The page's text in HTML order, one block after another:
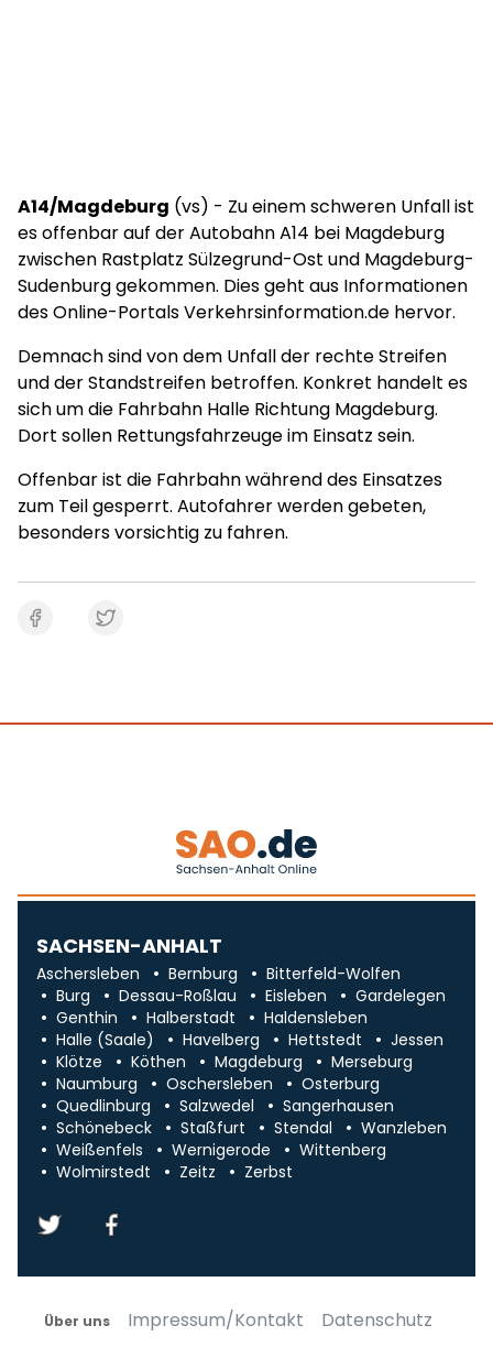
A14/Magdeburg (vs) - Zu einem schweren Unfall ist
es offenbar auf der Autobahn A14 bei Magdeburg
zwischen Rastplatz Sülzegrund-Ost und Magdeburg-
Sudenburg gekommen. Dies geht aus Informationen
des Online-Portals Verkehrsinformation.de hervor.
Demnach sind von dem Unfall der rechte Streifen
und der Standstreifen betroffen. Konkret handelt es
sich um die Fahrbahn Halle Richtung Magdeburg.
Dort sollen Rettungsfahrzeuge im Einsatz sein.
Offenbar ist die Fahrbahn während des Einsatzes
zum Teil gesperrt. Autofahrer werden gebeten,
besonders vorsichtig zu fahren.
SACHSEN-ANHALT
Aschersleben Bernburg
Bitterfeld-Wolfen
Burg
Dessau-Roßlau Eisleben
Gardelegen
Genthin
Halberstadt
Haldensleben
Halle (Saale)
Havelberg Hettstedt
Jessen
Klötze
Köthen Magdeburg
Merseburg
Naumburg
Oschersleben
Osterburg
Quedlinburg
Salzwedel
Sangerhausen
Schönebeck
Staßfurt Stendal
Wanzleben
Weißenfels
Wernigerode
Wittenberg
Wolmirstedt
Zeitz Zerbst
Über uns Impressum/Kontakt
Datenschutz